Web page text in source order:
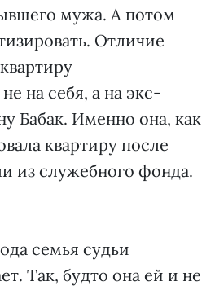
мужа. А потом
Отличие
на себя, а на экс-
Бабак. Именно она, как
квартиру после
из служебного фонда.
семья судьи
Так, будто она ей и не